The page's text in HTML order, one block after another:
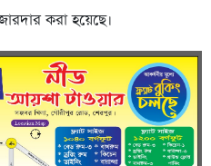
করা হয়েছে।